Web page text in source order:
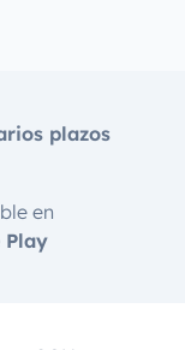
plazos
en
Play